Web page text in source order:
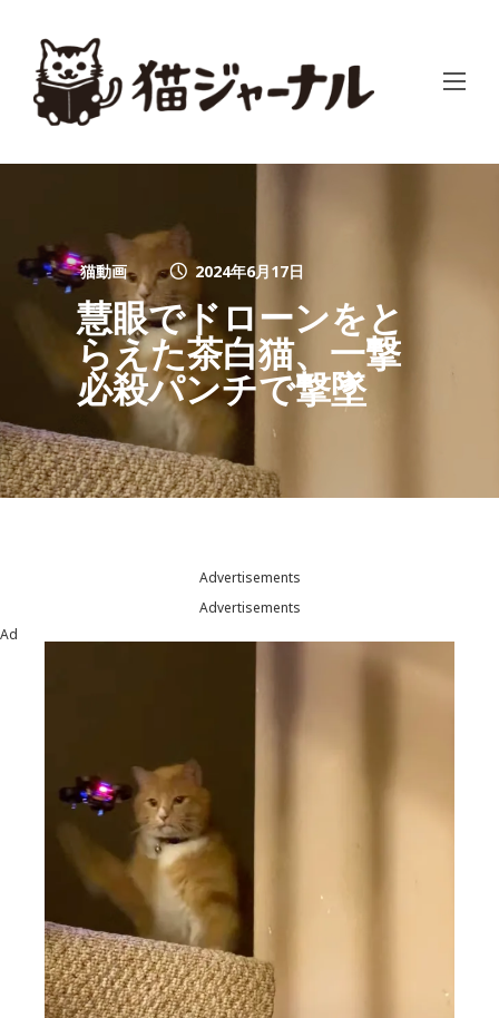
猫動画 2024年6月17日
慧眼でドローンをと
らえた茶白猫、一撃
必殺パンチで撃墜
Advertisements
Advertisements
Ad